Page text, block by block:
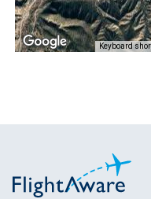
Keyboard